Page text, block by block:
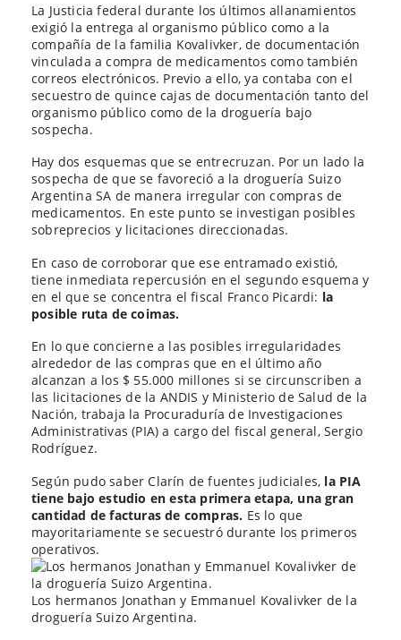
La Justicia federal durante los últimos allanamientos
exigió la entrega al organismo público como a la
compañía de la familia Kovalivker, de documentación
vinculada a compra de medicamentos como también
correos electrónicos. Previo a ello, ya contaba con el
secuestro de quince cajas de documentación tanto del
organismo público como de la droguería bajo
sospecha.
Hay dos esquemas que se entrecruzan. Por un lado la
sospecha de que se favoreció a la droguería Suizo
Argentina SA de manera irregular con compras de
medicamentos. En este punto se investigan posibles
sobreprecios y licitaciones direccionadas.
En caso de corroborar que ese entramado existió,
tiene inmediata repercusión en el segundo esquema y
en el que se concentra el fiscal Franco Picardi: la
posible ruta de coimas.
En lo que concierne a las posibles irregularidades
alrededor de las compras que en el último año
alcanzan a los $ 55.000 millones si se circunscriben a
las licitaciones de la ANDIS y Ministerio de Salud de la
Nación, trabaja la Procuraduría de Investigaciones
Administrativas (PIA) a cargo del fiscal general, Sergio
Rodríguez.
Según pudo saber Clarín de fuentes judiciales, la PIA
tiene bajo estudio en esta primera etapa, una gran
cantidad de facturas de compras. Es lo que
mayoritariamente se secuestró durante los primeros
operativos.
Los hermanos Jonathan y Emmanuel Kovalivker de la
droguería Suizo Argentina.